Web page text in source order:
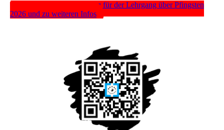
Hier gehts zur Anmeldung für der Lehrgang über Pfingsten
2026 und zu weiteren Infos